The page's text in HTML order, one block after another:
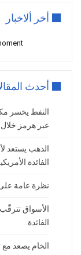
الشحن
اتفاق قد
الأسواق،
نهائي ليس
السياسة
في
ترامببفرض
برنامجه
الأمريكية.
قانونًا، ما
أخر ألاخبار
أحدث
النفط يخسر
عبر هرمز خلال
الذهب يستعد
الفائدة
نظرة عامة
الأسواق
الفائدة
الخام يصعد مع